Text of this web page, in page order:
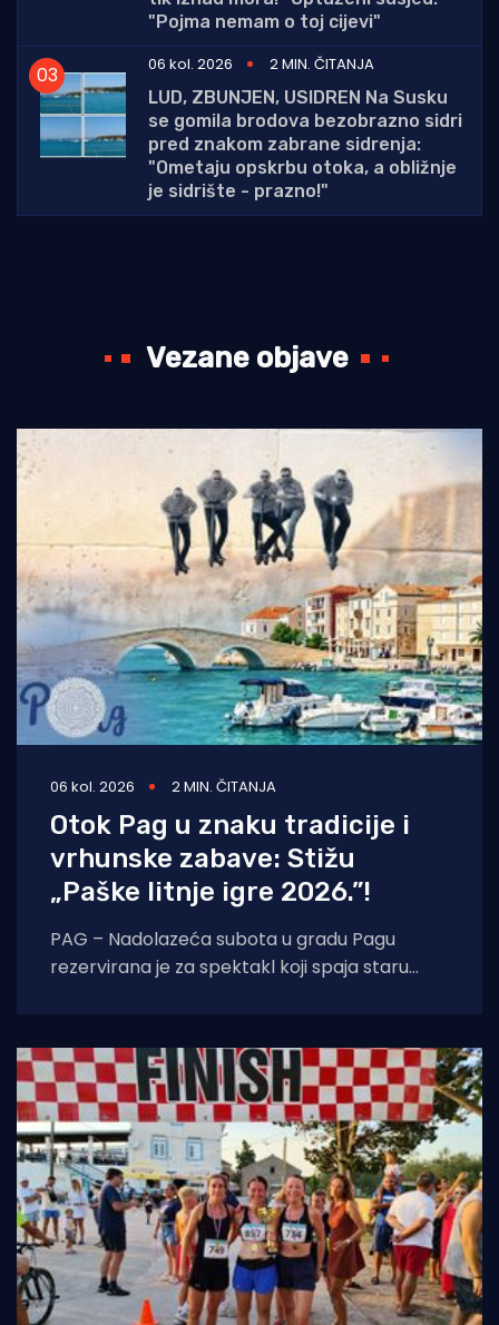
"Pojma nemam o toj cijevi"
06 kol. 2026
2 MIN. ČITANJA
LUD, ZBUNJEN, USIDREN Na Susku
se gomila brodova bezobrazno sidri
pred znakom zabrane sidrenja:
"Ometaju opskrbu otoka, a obližnje
je sidrište - prazno!"
Vezane objave
06 kol. 2026 2 MIN. ČITANJA
Otok Pag u znaku tradicije i
vrhunske zabave: Stižu
„Paške litnje igre 2026.”!
PAG – Nadolazeća subota u gradu Pagu
rezervirana je za spektakl koji spaja staru